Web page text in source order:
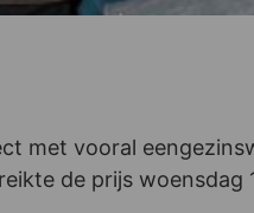
met vooral
de prijs woensdag